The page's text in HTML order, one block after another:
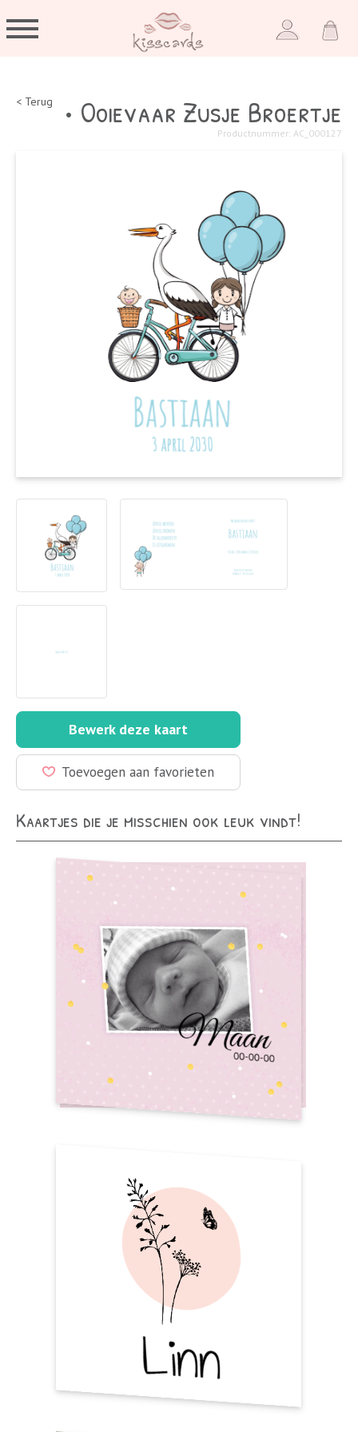
< Terug • Ooievaar Zusje Broertje
Productnummer: AC_000127
Bewerk deze kaart
Toevoegen aan favorieten
Kaartjes die je misschien ook leuk vindt!